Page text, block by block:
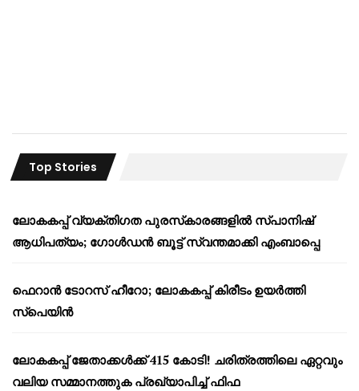
Top Stories
ലോകകപ്പ് വ്യക്തിഗത പുരസ്‌കാരങ്ങളിൽ സ്പാനിഷ്
ആധിപത്യം; ഗോൾഡൻ ബൂട്ട് സ്വന്തമാക്കി എംബാപ്പെ
ഫെറാൻ ടോറസ് ഹീറോ; ലോകകപ്പ് കിരീടം ഉയർത്തി
സ്പെയിൻ
ലോകകപ്പ് ജേതാക്കൾക്ക് 415 കോടി! ചരിത്രത്തിലെ ഏറ്റവും
വലിയ സമ്മാനത്തുക പ്രഖ്യാപിച്ച് ഫിഫ